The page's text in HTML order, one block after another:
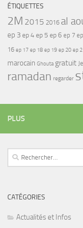
ÉTIQUETTES
2M 2015 2016 al
ep 3ep 4ep 5 ep 6 ep 7
16 ep 17 ep 18 ep 19 ep 20 ep
marocain Ghouta gratuit
ramadan regarder
PLUS
Rechercher :
CATÉGORIES
Actualités et Infos